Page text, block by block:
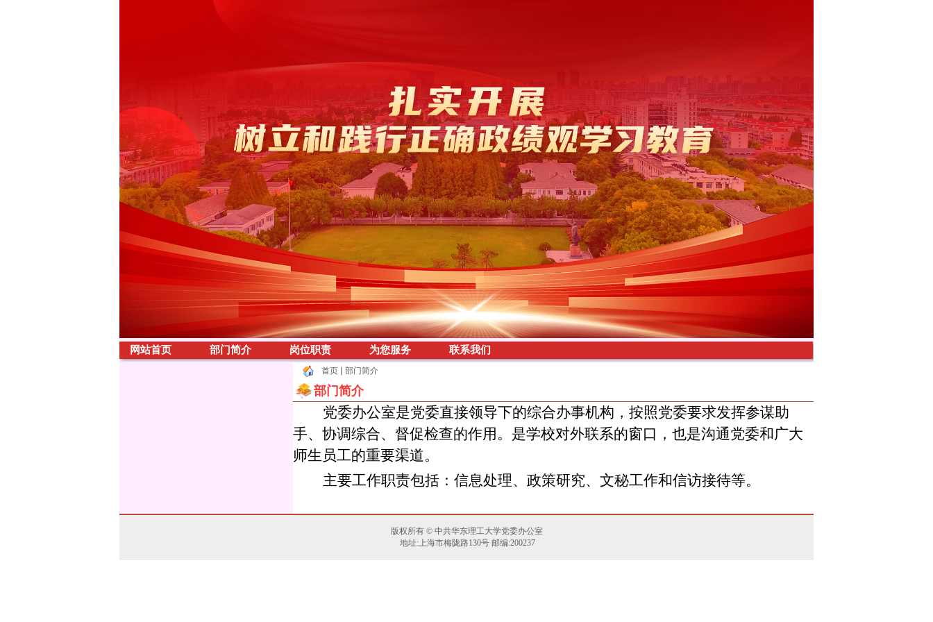
网站首页 部门简介 岗位职责 为您服务 联系我们
首页 部门简介
部门简介
党委办公室是党委直接领导下的综合办事机构，按照党委要求发挥参谋助
手、协调综合、督促检查的作用。是学校对外联系的窗口，也是沟通党委和广大
师生员工的重要渠道。
主要工作职责包括：信息处理、政策研究、文秘工作和信访接待等。
版权所有 © 中共华东理工大学党委办公室
地址:上海市梅陇路130号 邮编:200237